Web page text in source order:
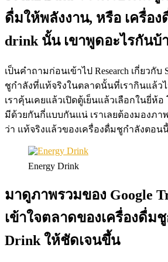
ดื่มให้พลังงาน, หรือ เครื่อง
drink นั้น เขาพูดอะไรกันบ้
เป็นคำถามก่อนเข้าไป Research เกี่ยวกับ
ชูกำลังที่แท้จริงในตลาดนั้นที่เรากินแล้วไ
เราคุ้นเคยแล้วเปิดตู้เย็นแล้วเลือกในยี่ห้
มีด้วยกันกี่แบบกันแน่ เราเลยต้องมองภ
ว่า แท้จริงแล้วของเครื่องดื่มชูกำลังตอน
Energy Drink
มาดูภาพรวมของ Google
เข้าใจตลาดของเครื่องดื่ม
Drink ให้ชัดเจนขึ้น